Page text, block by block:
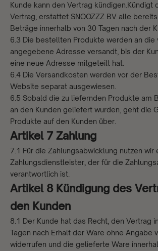
Kunde kann den Vertrag kündigen.Kündigt
Vertrag, erstattet SNOOZZZ BV alle
Beträge innerhalb von 30 Tagen nach der
6.3 Die bestellten Produkte werden an die
angegebene Adresse versandt, bis der
eine neue Adresse mitgeteilt hat.
6.4 Die Versandkosten werden vor der
Website separat ausgewiesen.
6.5 Sobald die zu liefernden Produkte am
an den Kunden geliefert wurden, geht die
Produkte auf den Kunden über.
Artikel 7 Zahlung
7.1 Für die Zahlungsabwicklung nutzen wir
Zahlungsdienstleister, der für die
verantwortlich ist.
Artikel 8 Kündigung des
den Kunden
8.1 Der Kunde hat das Recht, den Vertrag
Tagen nach Erhalt der Ware ohne Angabe
widerrufen und die gelieferte Ware